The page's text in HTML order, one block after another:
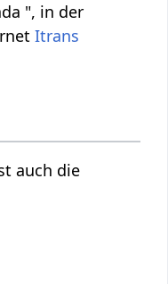
", in der
Itrans
auch die